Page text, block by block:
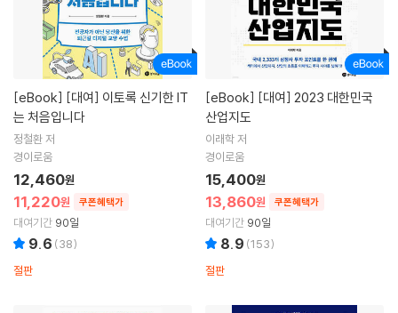
[eBook]
는 처음입니다
정철환 저
경이로움
11,220원 쿠폰혜택가
12,460원
대여기간 90일
9.6 (38)
절판
[eBook]
산업지도
이래학 저
경이로움
13,860원 쿠폰혜택가
15,400원
대여기간 90일
8.9 (153)
절판